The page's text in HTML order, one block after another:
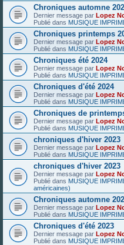
Chroniques automne
Dernier message par Lopez
Publié dans MUSIQUE
Chroniques printemps
Dernier message par Lopez
Publié dans MUSIQUE
Chroniques été 2024
Dernier message par Lopez
Publié dans MUSIQUE
Chroniques d'été 2024
Dernier message par Lopez
Publié dans MUSIQUE
Chroniques de
Dernier message par Lopez
Publié dans MUSIQUE
chroniques d'hiver 2023
Dernier message par Lopez
Publié dans MUSIQUE
chroniques d'hiver 2023
Dernier message par Lopez
Publié dans MUSIQUE
américaines)
Chroniques automne
Dernier message par Lopez
Publié dans MUSIQUE
Chroniques d'été 2023
Dernier message par Lopez
Publié dans MUSIQUE